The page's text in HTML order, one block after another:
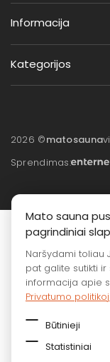
Informacija
Kategorijos
2026 ©matosauna
Sprendimas:
Mato sauna
pagrindiniai
Naršydami toliau
pat galite sutikti ir
informacija apie
Privatumo
Būtinieji
Statistiniai